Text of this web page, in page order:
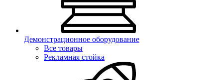
Демонстрационное оборудование
Все товары
Рекламная стойка